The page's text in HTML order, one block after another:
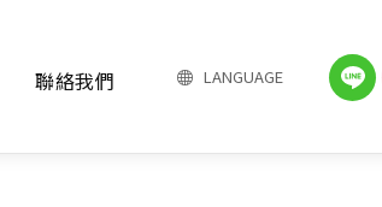
聯絡我們 LANGUAGE
Select Language